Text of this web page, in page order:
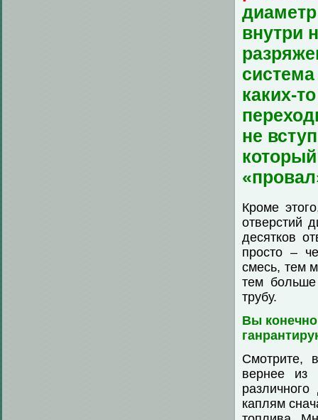
внутри
система
каких-
не
Кроме
отверстий
десятков
просто –
смесь, тем
тем больше
трубу.
Вы
Смотрите,
вернее из
каплям